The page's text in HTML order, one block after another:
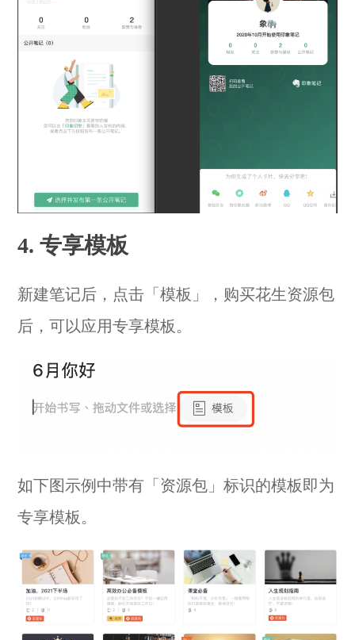
4. 专享模板
新建笔记后，点击「模板」，购买花生资源包
后，可以应用专享模板。
如下图示例中带有「资源包」标识的模板即为
专享模板。